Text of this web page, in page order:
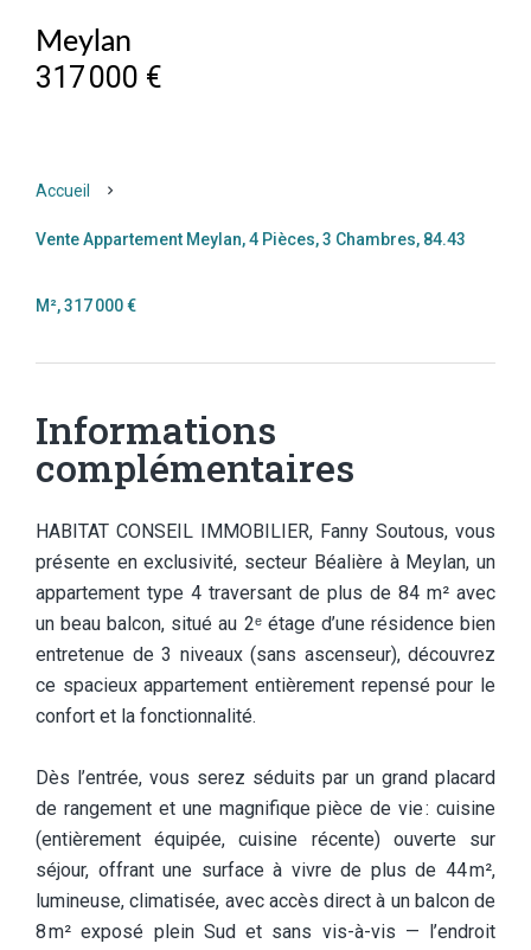
Meylan
317 000 €
Accueil
Vente Appartement Meylan, 4 Pièces, 3 Chambres, 84.43
M², 317 000 €
Informations
complémentaires
HABITAT CONSEIL IMMOBILIER, Fanny Soutous, vous
présente en exclusivité, secteur Béalière à Meylan, un
appartement type 4 traversant de plus de 84 m² avec
un beau balcon, situé au 2ᵉ étage d’une résidence bien
entretenue de 3 niveaux (sans ascenseur), découvrez
ce spacieux appartement entièrement repensé pour le
confort et la fonctionnalité.
Dès l’entrée, vous serez séduits par un grand placard
de rangement et une magnifique pièce de vie : cuisine
(entièrement équipée, cuisine récente) ouverte sur
séjour, offrant une surface à vivre de plus de 44 m²,
lumineuse, climatisée, avec accès direct à un balcon de
8 m² exposé plein Sud et sans vis-à-vis — l’endroit